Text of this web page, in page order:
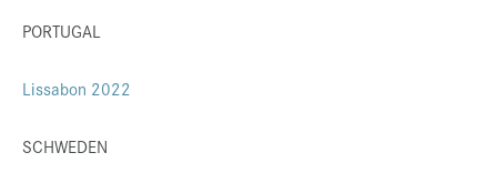
PORTUGAL
Lissabon 2022
SCHWEDEN